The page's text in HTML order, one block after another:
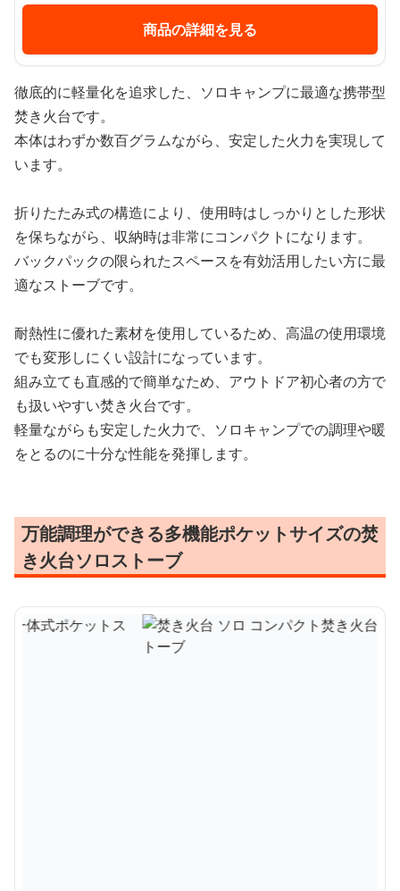
商品の詳細を見る
徹底的に軽量化を追求した、ソロキャンプに最適な携帯型
焚き火台です。
本体はわずか数百グラムながら、安定した火力を実現して
います。
折りたたみ式の構造により、使用時はしっかりとした形状
を保ちながら、収納時は非常にコンパクトになります。
バックパックの限られたスペースを有効活用したい方に最
適なストーブです。
耐熱性に優れた素材を使用しているため、高温の使用環境
でも変形しにくい設計になっています。
組み立ても直感的で簡単なため、アウトドア初心者の方で
も扱いやすい焚き火台です。
軽量ながらも安定した火力で、ソロキャンプでの調理や暖
をとるのに十分な性能を発揮します。
万能調理ができる多機能ポケットサイズの焚
き火台ソロストーブ